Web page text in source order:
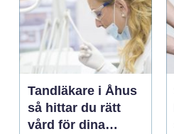
Tandläkare i Åhus
så hittar du rätt
vård för dina